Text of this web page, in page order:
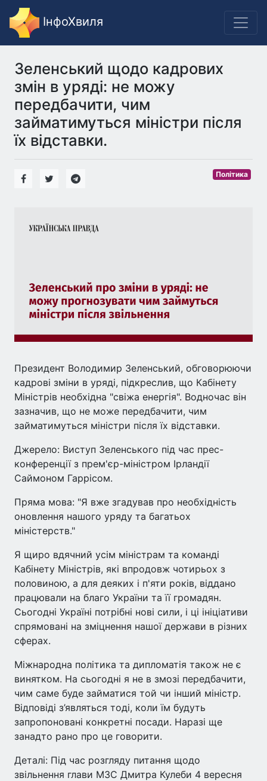
ІнфоХвиля
Зеленський щодо кадрових
змін в уряді: не можу
передбачити, чим
займатимуться міністри після
їх відставки.
Політика
Президент Володимир Зеленський, обговорюючи
кадрові зміни в уряді, підкреслив, що Кабінету
Міністрів необхідна "свіжа енергія". Водночас він
зазначив, що не може передбачити, чим
займатимуться міністри після їх відставки.
Джерело: Виступ Зеленського під час прес-
конференції з прем'єр-міністром Ірландії
Саймоном Гаррісом.
Пряма мова: "Я вже згадував про необхідність
оновлення нашого уряду та багатьох
міністерств."
Я щиро вдячний усім міністрам та команді
Кабінету Міністрів, які впродовж чотирьох з
половиною, а для деяких і п'яти років, віддано
працювали на благо України та її громадян.
Сьогодні Україні потрібні нові сили, і ці ініціативи
спрямовані на зміцнення нашої держави в різних
сферах.
Міжнародна політика та дипломатія також не є
винятком. На сьогодні я не в змозі передбачити,
чим саме буде займатися той чи інший міністр.
Відповіді з’являться тоді, коли їм будуть
запропоновані конкретні посади. Наразі ще
занадто рано про це говорити.
Деталі: Під час розгляду питання щодо
звільнення глави МЗС Дмитра Кулеби 4 вересня